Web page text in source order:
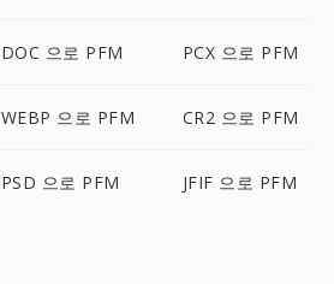
DOC 으로 PFM PCX 으로 PFM
WEBP 으로 PFM CR2 으로 PFM
PSD 으로 PFM JFIF 으로 PFM